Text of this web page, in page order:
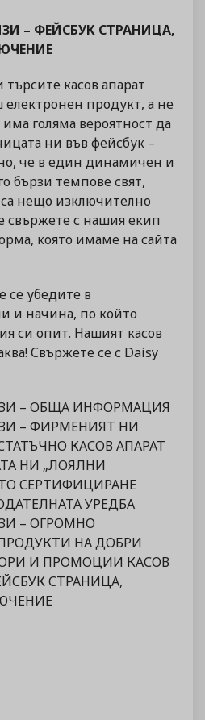
– ФЕЙСБУК СТРАНИЦА,
касов апарат
продукт, а не
голяма вероятност да
ни във фейсбук –
че в един динамичен и
бързи темпове свят,
нещо изключително
свържете с нашия екип
която имаме на сайта
се убедите в
и начина, по който
си опит. Нашият касов
Свържете се с Daisy
– ОБЩА ИНФОРМАЦИЯ
– ФИРМЕНИЯТ НИ
КАСОВ АПАРАТ
НИ „ЛОЯЛНИ
СЕРТИФИЦИРАНЕ
УРЕДБА
– ОГРОМНО
НА ДОБРИ
И ПРОМОЦИИ КАСОВ
СТРАНИЦА,